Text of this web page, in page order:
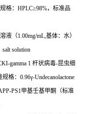
格： HPLC≥98%，标准品
液（1.00mg/mL,基体：水）
salt solution
gamma 1 杆状病毒-昆虫细
格： 0.96γ-Undecanolactone
PS1甲基壬基甲酮（标准